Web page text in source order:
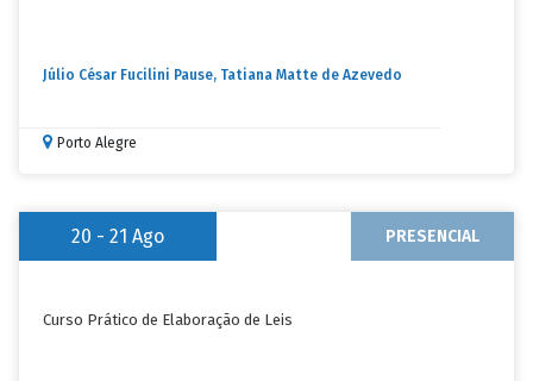
Júlio César Fucilini Pause, Tatiana Matte de Azevedo
Porto Alegre
20 - 21Ago PRESENCIAL
Curso Prático de Elaboração de Leis